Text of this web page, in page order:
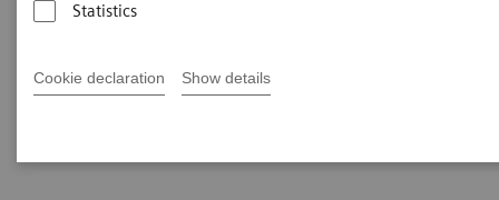
Statistics
Cookie declaration Show details
y tecnologías adaptables. Nuestro portfolio de
versatilidad y la funcionalidad que se precisa en el